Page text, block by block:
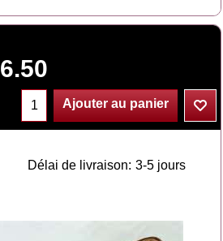
Ajouter au panier
Délai de livraison: 3-5 jours